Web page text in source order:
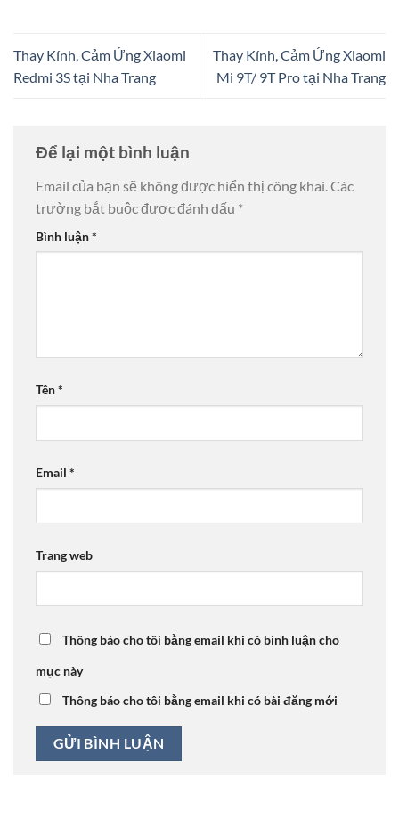
Thay Kính, Cảm Ứng Xiaomi
Redmi 3S tại Nha Trang
Thay Kính, Cảm Ứng Xiaomi
Mi 9T/ 9T Pro tại Nha Trang
Để lại một bình luận
Email của bạn sẽ không được hiển thị công khai. Các
trường bắt buộc được đánh dấu *
Bình luận*
Tên*
Email *
Trang web
Thông báo cho tôi bằng email khi có bình luận cho
mục này
Thông báo cho tôi bằng email khi có bài đăng mới